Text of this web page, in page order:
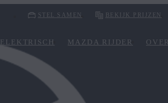
STEL SAMEN BEKIJK PRIJZEN
ELEKTRISCH MAZDA RIJDER